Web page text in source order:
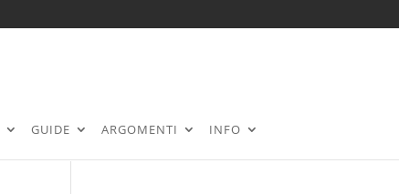
GUIDE ARGOMENTI INFO